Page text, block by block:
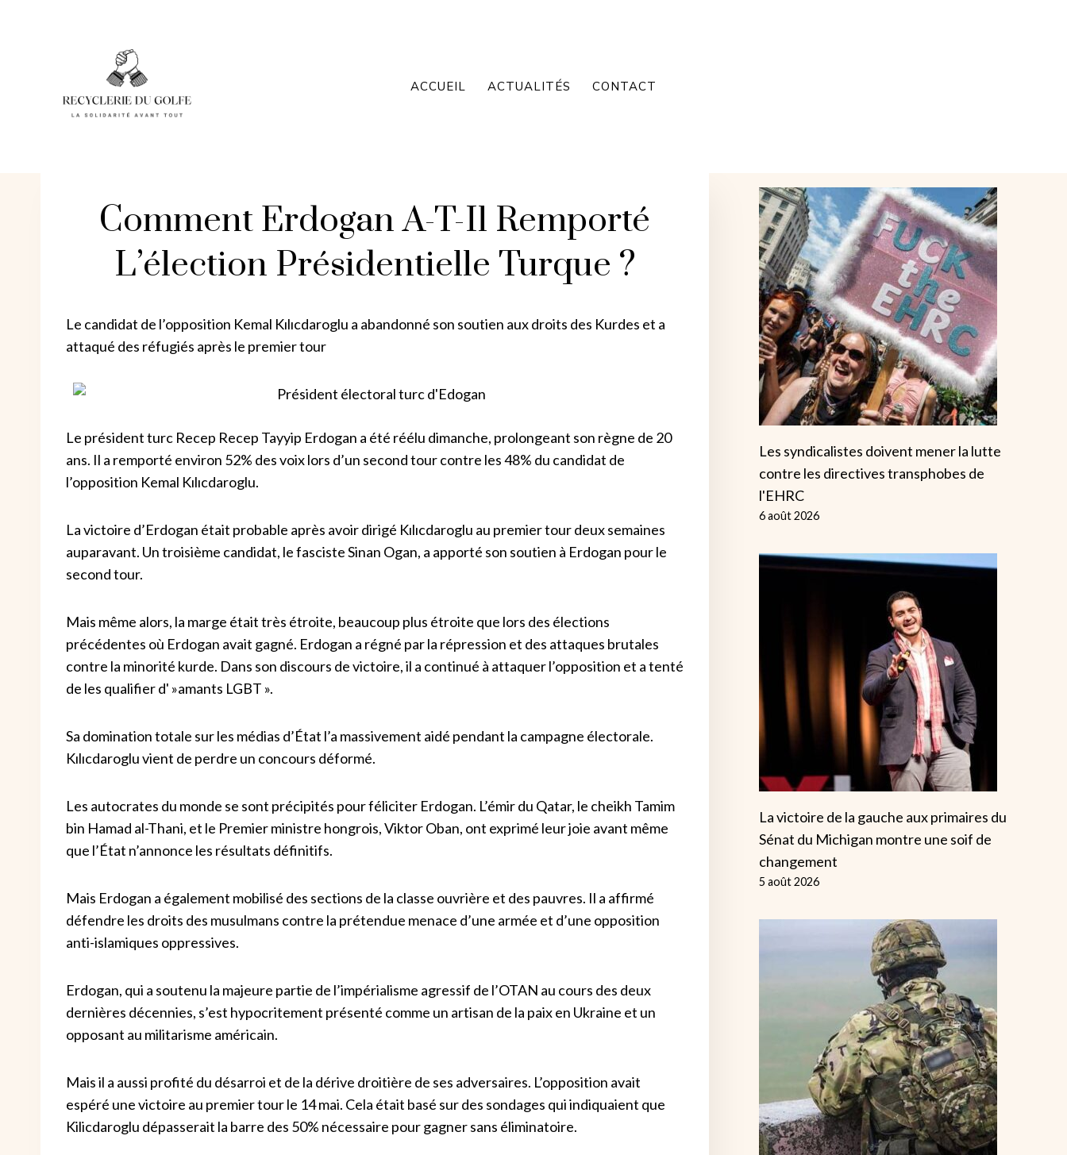
ACCUEIL ACTUALITÉS CONTACT
Comment Erdogan A-T-Il Remporté
L’élection Présidentielle Turque ?
Le candidat de l’opposition Kemal Kılıcdaroglu a abandonné son soutien aux droits des Kurdes et a
attaqué des réfugiés après le premier tour
Le président turc Recep Recep Tayyip Erdogan a été réélu dimanche, prolongeant son règne de 20
ans. Il a remporté environ 52% des voix lors d’un second tour contre les 48% du candidat de
l’opposition Kemal Kılıcdaroglu.
La victoire d’Erdogan était probable après avoir dirigé Kılıcdaroglu au premier tour deux semaines
auparavant. Un troisième candidat, le fasciste Sinan Ogan, a apporté son soutien à Erdogan pour le
second tour.
Mais même alors, la marge était très étroite, beaucoup plus étroite que lors des élections
précédentes où Erdogan avait gagné. Erdogan a régné par la répression et des attaques brutales
contre la minorité kurde. Dans son discours de victoire, il a continué à attaquer l’opposition et a tenté
de les qualifier d' »amants LGBT ».
Sa domination totale sur les médias d’État l’a massivement aidé pendant la campagne électorale.
Kılıcdaroglu vient de perdre un concours déformé.
Les autocrates du monde se sont précipités pour féliciter Erdogan. L’émir du Qatar, le cheikh Tamim
bin Hamad al-Thani, et le Premier ministre hongrois, Viktor Oban, ont exprimé leur joie avant même
que l’État n’annonce les résultats définitifs.
Mais Erdogan a également mobilisé des sections de la classe ouvrière et des pauvres. Il a affirmé
défendre les droits des musulmans contre la prétendue menace d’une armée et d’une opposition
anti-islamiques oppressives.
Erdogan, qui a soutenu la majeure partie de l’impérialisme agressif de l’OTAN au cours des deux
dernières décennies, s’est hypocritement présenté comme un artisan de la paix en Ukraine et un
opposant au militarisme américain.
Mais il a aussi profité du désarroi et de la dérive droitière de ses adversaires. L’opposition avait
espéré une victoire au premier tour le 14 mai. Cela était basé sur des sondages qui indiquaient que
Kilicdaroglu dépasserait la barre des 50% nécessaire pour gagner sans éliminatoire.
Les syndicalistes doivent mener la lutte
contre les directives transphobes de
l'EHRC
6 août 2026
La victoire de la gauche aux primaires du
Sénat du Michigan montre une soif de
changement
5 août 2026